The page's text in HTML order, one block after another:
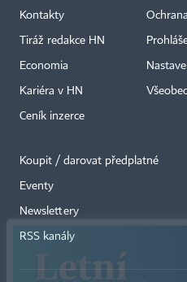
Kontakty
Tiráž redakce HN
Economia
Kariéra v HN
Ceník inzerce
Koupit / darovat předplatné
Eventy
Newslettery
RSS kanály